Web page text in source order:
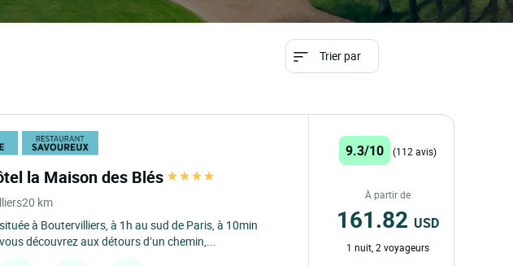
Trier par
la Maison des Blés
20 km
à Boutervilliers, à 1h au sud de Paris, à 10min
découvrez aux détours d’un chemin,...
9.3/10 (112 avis)
À partir de
161.82 USD
1 nuit, 2 voyageurs